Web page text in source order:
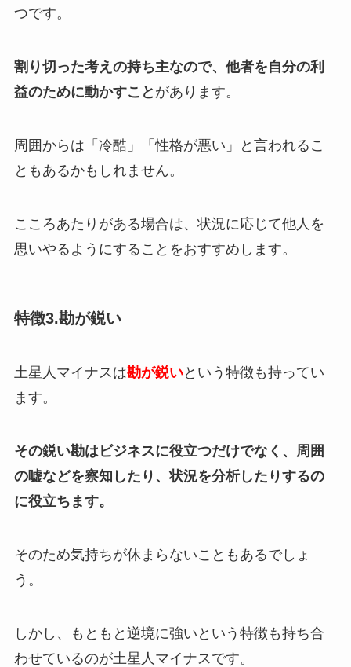
つです。
割り切った考えの持ち主なので、他者を自分の利
益のために動かすこと があります。
周囲からは「冷酷」「性格が悪い」と言われるこ
ともあるかもしれません。
こころあたりがある場合は、状況に応じて他人を
思いやるようにすることをおすすめします。
特徴3.勘が鋭い
土星人マイナスは勘が鋭いという特徴も持ってい
ます。
その鋭い勘はビジネスに役立つだけでなく、周囲
の嘘などを察知したり、状況を分析したりするの
に役立ちます。
そのため気持ちが休まらないこともあるでしょ
う。
しかし、もともと逆境に強いという特徴も持ち合
わせているのが土星人マイナスです。